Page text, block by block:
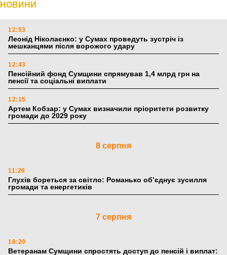
НОВИНИ
12:53
Леонід Ніколаєнко: у Сумах проведуть зустріч із
мешканцями після ворожого удару
12:43
Пенсійний фонд Сумщини спрямував 1,4 млрд грн на
пенсії та соціальні виплати
12:15
Артем Кобзар: у Сумах визначили пріоритети розвитку
громади до 2029 року
8 серпня
11:26
Глухів бореться за світло: Романько об’єднує зусилля
громади та енергетиків
7 серпня
18:20
Ветеранам Сумщини спростять доступ до пенсій і виплат: